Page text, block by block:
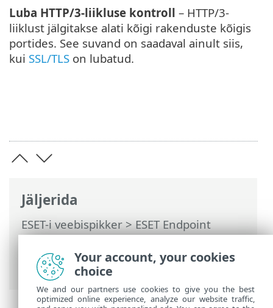
Jäljerida
ESET-i veebispikker>ESET Endpoint
Antivirus>Täpsem häälestus>Kaitsed>
Veebikasutuse kaitse> HTTP(S) liikluse
kontrollimine
Luba HTTP/3-liikluse kontroll – HTTP/3-
liiklust jälgitakse alati kõigi rakenduste kõigis
portides. See suvand on saadaval ainult siis,
kui SSL/TLS on lubatud.
Your account, your cookies
choice
We and our partners use cookies to give you the best
optimized online experience, analyze our website traffic,